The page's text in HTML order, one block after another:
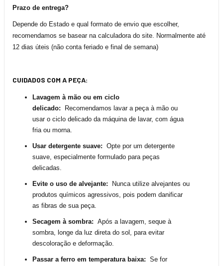
Prazo de entrega?
Depende do Estado e qual formato de envio que escolher,
recomendamos se basear na calculadora do site. Normalmente até
12 dias úteis (não conta feriado e final de semana)
CUIDADOS COM A PEÇA:
Lavagem à mão ou em ciclo
delicado:
Recomendamos lavar a peça à mão ou
usar o ciclo delicado da máquina de lavar, com água
fria ou morna.
Usar detergente suave: Opte por um detergente
suave, especialmente formulado para peças
delicadas.
Evite o uso de alvejante:
Nunca utilize alvejantes ou
produtos químicos agressivos, pois podem danificar
as fibras de sua peça.
Secagem à sombra: Após a lavagem, seque à
sombra, longe da luz direta do sol, para evitar
descoloração e deformação.
Passar a ferro em temperatura baixa: Se for